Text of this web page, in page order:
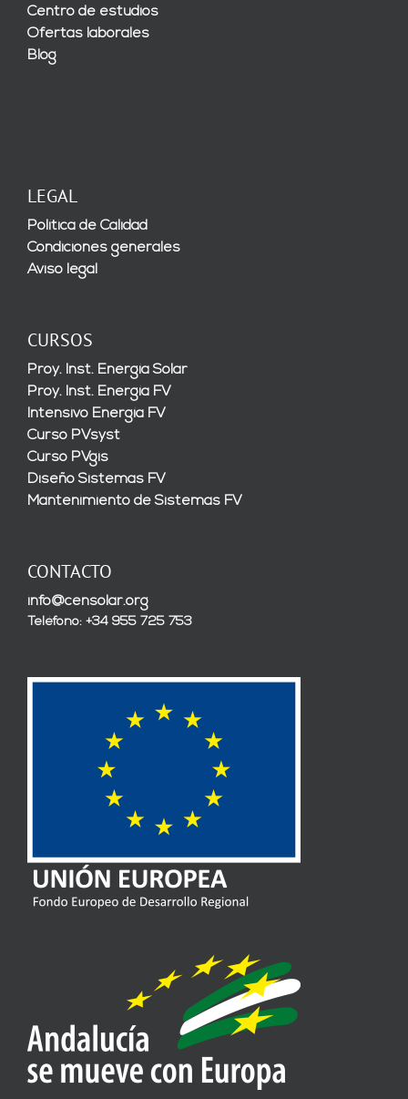
Centro de estudios
Ofertas laborales
Blog
LEGAL
Política de Calidad
Condiciones generales
Aviso legal
CURSOS
Proy. Inst. Energía Solar
Proy. Inst. Energía FV
Intensivo Energía FV
Curso PVsyst
Curso PVgis
Diseño Sistemas FV
Mantenimiento de Sistemas FV
CONTACTO
info@censolar.org
Teléfono: +34 955 725 753